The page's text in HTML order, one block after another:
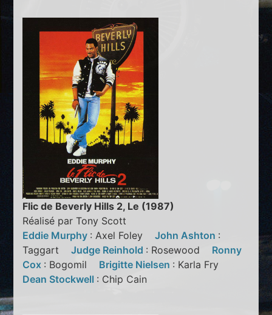
Flic de Beverly Hills 2, Le (1987)
Réalisé par Tony Scott
Eddie Murphy : Axel FoleyJohn Ashton :
TaggartJudge Reinhold : Rosewood Ronny
Cox : Bogomil Brigitte Nielsen : Karla Fry
Dean Stockwell : Chip Cain